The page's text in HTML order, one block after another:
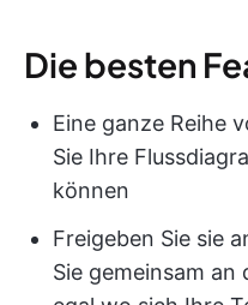
Die besten
Eine ganze Reihe
Sie Ihre
können
Freigeben Sie sie
Sie gemeinsam an